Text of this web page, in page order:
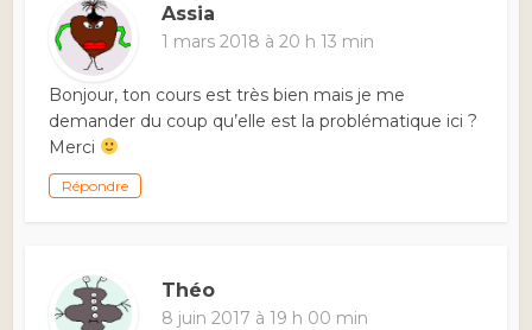
Assia
1 mars 2018 à 20 h 13 min
Bonjour, ton cours est très bien mais je me
demander du coup qu’elle est la problématique ici ?
Merci
Répondre
Théo
8 juin 2017 à 19 h 00 min